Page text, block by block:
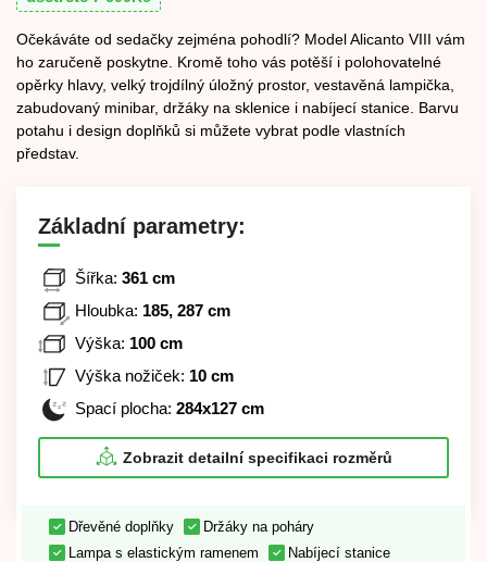
Očekáváte od sedačky zejména pohodlí? Model Alicanto VIII vám
ho zaručeně poskytne. Kromě toho vás potěší i polohovatelné
opěrky hlavy, velký trojdílný úložný prostor, vestavěná lampička,
zabudovaný minibar, držáky na sklenice i nabíjecí stanice. Barvu
potahu i design doplňků si můžete vybrat podle vlastních
představ.
Základní parametry:
Šířka: 361 cm
Hloubka: 185, 287 cm
Výška: 100 cm
Výška nožiček: 10 cm
Spací plocha: 284x127 cm
Zobrazit detailní specifikaci rozměrů
Dřevěné doplňky
Držáky na poháry
Lampa s elastickým ramenem
Nabíjecí stanice